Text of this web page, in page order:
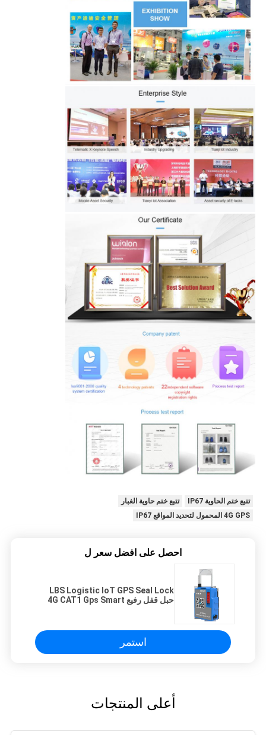
تتبع ختم الحاوية IP67
تتبع ختم حاوية الغبار
4G GPS المحمول لتحديد المواقع IP67
احصل على افضل سعر ل
LBS Logistic IoT GPS Seal Lock
حبل قفل رفيع 4G CAT1 Gps Smart
استمر
أعلى المنتجات